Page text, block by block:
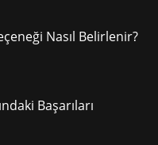
Nasıl Belirlenir?
Başarıları